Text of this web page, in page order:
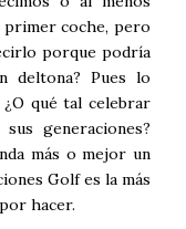
primer coche, pero
porque podría
deltona? Pues lo
qué tal celebrar
generaciones?
más o mejor un
Golf es la más
hacer.